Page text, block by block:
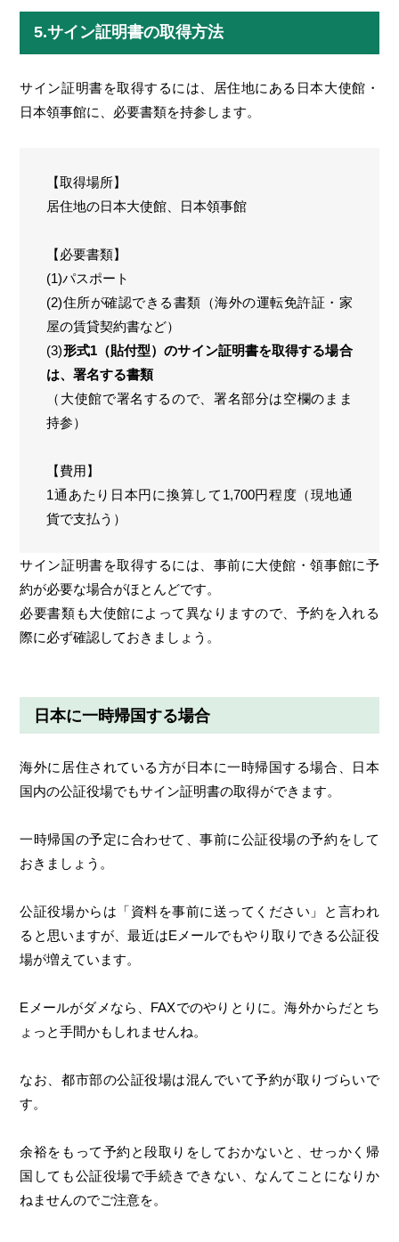
5.サイン証明書の取得方法
サイン証明書を取得するには、居住地にある日本大使館・
日本領事館に、必要書類を持参します。
【取得場所】
居住地の日本大使館、日本領事館
【必要書類】
(1)パスポート
(2)住所が確認できる書類（海外の運転免許証・家
屋の賃貸契約書など）
(3)形式1（貼付型）のサイン証明書を取得する場合
は、署名する書類
（大使館で署名するので、署名部分は空欄のまま
持参）
【費用】
1通あたり日本円に換算して1,700円程度（現地通
貨で支払う）
サイン証明書を取得するには、事前に大使館・領事館に予
約が必要な場合がほとんどです。
必要書類も大使館によって異なりますので、予約を入れる
際に必ず確認しておきましょう。
日本に一時帰国する場合
海外に居住されている方が日本に一時帰国する場合、日本
国内の公証役場でもサイン証明書の取得ができます。
一時帰国の予定に合わせて、事前に公証役場の予約をして
おきましょう。
公証役場からは「資料を事前に送ってください」と言われ
ると思いますが、最近はEメールでもやり取りできる公証役
場が増えています。
Eメールがダメなら、FAXでのやりとりに。海外からだとち
ょっと手間かもしれませんね。
なお、都市部の公証役場は混んでいて予約が取りづらいで
す。
余裕をもって予約と段取りをしておかないと、せっかく帰
国しても公証役場で手続きできない、なんてことになりか
ねませんのでご注意を。